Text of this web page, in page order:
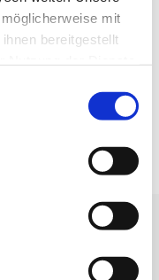
mit
bereitgestellt
du mit
a natura ipsa
nostris.
Barrierefreiheit